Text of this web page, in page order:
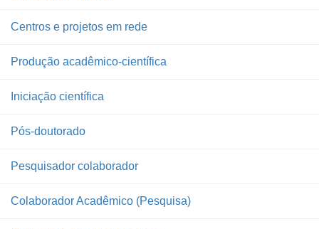
Centros e projetos em rede
Produção acadêmico-científica
Iniciação científica
Pós-doutorado
Pesquisador colaborador
Colaborador Acadêmico (Pesquisa)